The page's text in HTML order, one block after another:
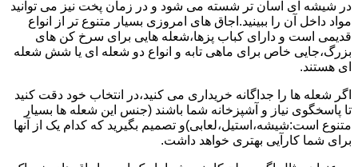
در شیشه ای آسان تر شسته می شود و در زمان پخت نیز می توانید
مواد داخل آن را ببینید.اجاق های امروزی بسیار متنوع تر از انواع
قدیمی است و دارای کباب پزها،شعله هایی برای سرخ کن های
بزرگ،جایی خاص برای ماهی تابه و انواع دو شعله ای یا شش شعله
ای هستند.
اگر شعله ها را جداگانه خریداری می کنید،در انتخاب خود دقت کنید
تا پاسخگوی نیاز و آشپزخانه شما باشند (جنس این شعله ها بسیار
متنوع است:شیشه،استیل،لعابی)و تصمیم بگیرید که کدام یک از آنها
برای شما کارآیی بهتری خواهد داشت.